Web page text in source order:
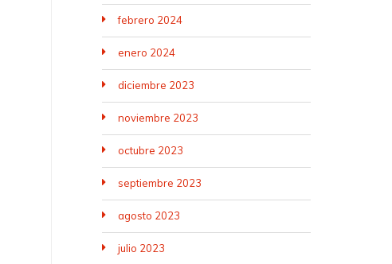
febrero 2024
enero 2024
diciembre 2023
noviembre 2023
octubre 2023
septiembre 2023
agosto 2023
julio 2023